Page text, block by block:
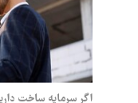
اگر سرمایه ساخت